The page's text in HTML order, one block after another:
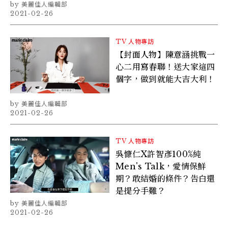
美麗佳人編輯部
2021-02-26
TV 人物專訪
【封面人物】陳意涵挑戰一
心二用寫春聯！送大家這四
個字，做到就能大吉大利！
美麗佳人編輯部
2021-02-26
TV 人物專訪
吳慷仁X許智彥100%純
Men's Talk，愛情保鮮
期？敢結婚的條件？告白還
是提分手難？
美麗佳人編輯部
2021-02-26